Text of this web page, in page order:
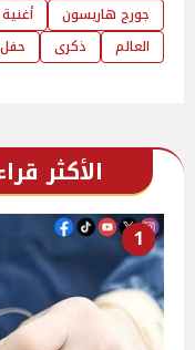
جورج هاريسون
أغنية
العالم
ذكرى حفل
الأكثر
1